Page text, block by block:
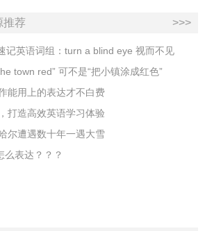
推荐 >>>
记英语词组：turn a blind eye 视而不见
town red” 可不是“把小镇涂成红色”
能用上的表达才不白费
打造高效英语学习体验
尔遭遇数十年一遇大雪
么表达？？？